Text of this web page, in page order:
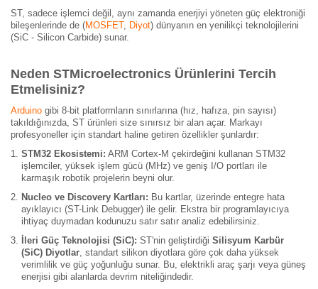
ST, sadece işlemci değil, aynı zamanda enerjiyi yöneten güç elektroniği
bileşenlerinde de (MOSFET, Diyot) dünyanın en yenilikçi teknolojilerini
(SiC - Silicon Carbide) sunar.
Neden STMicroelectronics Ürünlerini Tercih
Etmelisiniz?
Arduino gibi 8-bit platformların sınırlarına (hız, hafıza, pin sayısı)
takıldığınızda, ST ürünleri size sınırsız bir alan açar. Markayı
profesyoneller için standart haline getiren özellikler şunlardır:
STM32 Ekosistemi: ARM Cortex-M çekirdeğini kullanan STM32
işlemciler, yüksek işlem gücü (MHz) ve geniş I/O portları ile
karmaşık robotik projelerin beyni olur.
Nucleo ve Discovery Kartları: Bu kartlar, üzerinde entegre hata
ayıklayıcı (ST-Link Debugger) ile gelir. Ekstra bir programlayıcıya
ihtiyaç duymadan kodunuzu satır satır analiz edebilirsiniz.
İleri Güç Teknolojisi (SiC): ST'nin geliştirdiği Silisyum Karbür
(SiC) Diyotlar , standart silikon diyotlara göre çok daha yüksek
verimlilik ve güç yoğunluğu sunar. Bu, elektrikli araç şarjı veya güneş
enerjisi gibi alanlarda devrim niteliğindedir.